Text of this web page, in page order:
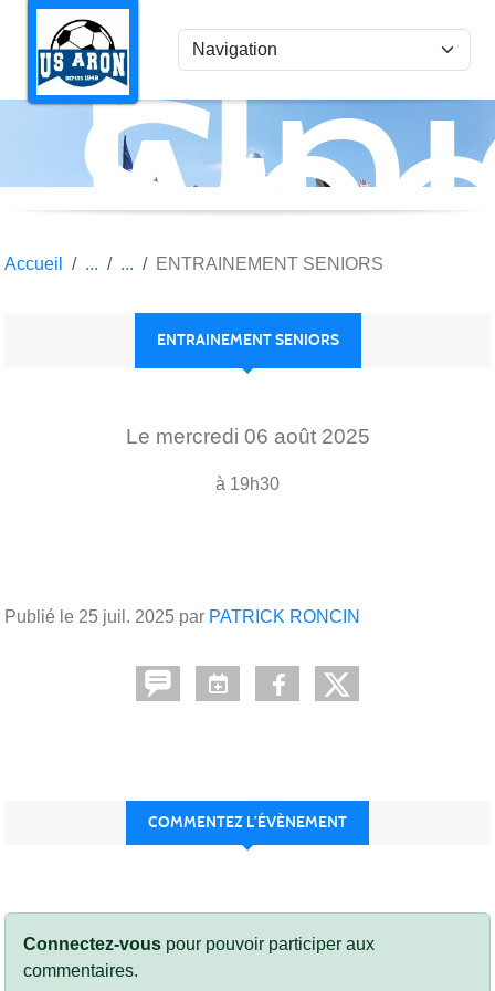
Accueil ENTRAINEMENT SENIORS
ENTRAINEMENT SENIORS
Le mercredi 06 août 2025
à 19h30
Publié le 25 juil. 2025 par PATRICK RONCIN
COMMENTEZ L’ÉVÈNEMENT
Connectez-vous pour pouvoir participer aux
commentaires.
Panneau de gestion des cookies